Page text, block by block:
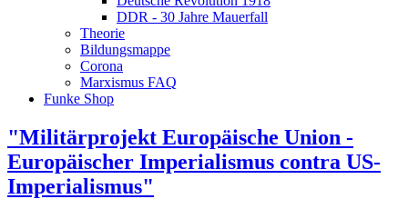
DDR - 30 Jahre Mauerfall
Theorie
Bildungsmappe
Corona
Marxismus FAQ
Funke Shop
"Militärprojekt Europäische Union -
Europäischer Imperialismus contra US-
Imperialismus"